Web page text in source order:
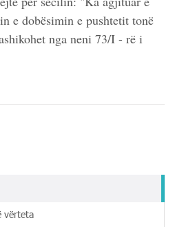
e dobësimin e pushtetit tonë
nga neni 73/I - rë i
vërteta